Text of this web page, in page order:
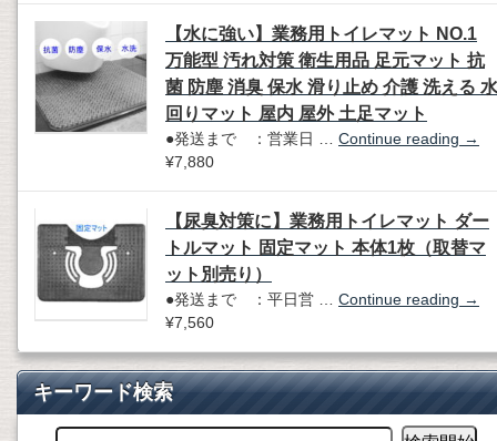
【水に強い】業務用トイレマット NO.1
万能型 汚れ対策 衛生用品 足元マット 抗
菌 防塵 消臭 保水 滑り止め 介護 洗える 水
回りマット 屋内 屋外 土足マット
●発送まで ：営業日 … Continue reading →
¥7,880
【尿臭対策に】業務用トイレマット ダー
トルマット 固定マット 本体1枚（取替マ
ット別売り）
●発送まで ：平日営 … Continue reading →
¥7,560
キーワード検索